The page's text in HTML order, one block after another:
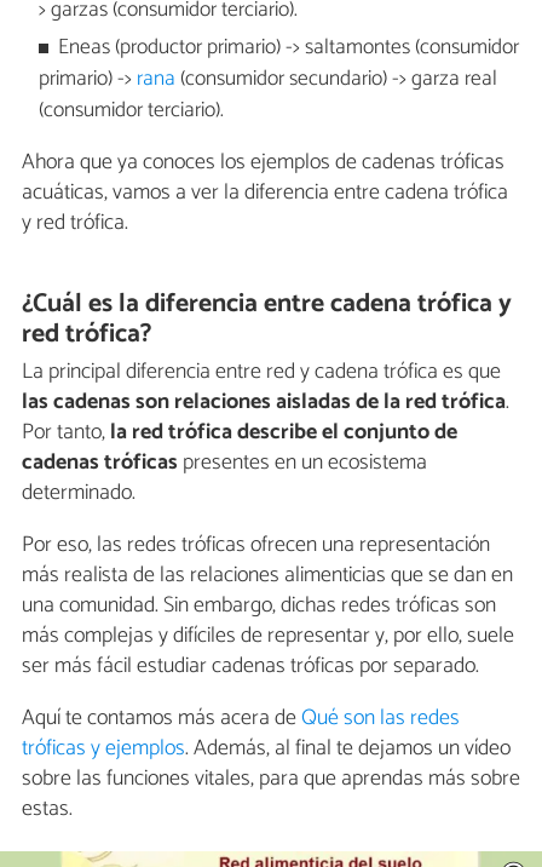
> garzas (consumidor terciario).
Eneas (productor primario) -> saltamontes (consumidor
primario) ->rana (consumidor secundario) -> garza real
(consumidor terciario).
Ahora que ya conoces los ejemplos de cadenas tróficas
acuáticas, vamos a ver la diferencia entre cadena trófica
y red trófica.
¿Cuál es la diferencia entre cadena trófica y
red trófica?
La principal diferencia entre red y cadena trófica es que
las cadenas son relaciones aisladas de la red trófica.
Por tanto,la red trófica describe el conjunto de
cadenas tróficas presentes en un ecosistema
determinado.
Por eso, las redes tróficas ofrecen una representación
más realista de las relaciones alimenticias que se dan en
una comunidad. Sin embargo, dichas redes tróficas son
más complejas y difíciles de representar y, por ello, suele
ser más fácil estudiar cadenas tróficas por separado.
Aquí te contamos más acera deQué son las redes
tróficas y ejemplos. Además, al final te dejamos un vídeo
sobre las funciones vitales, para que aprendas más sobre
estas.